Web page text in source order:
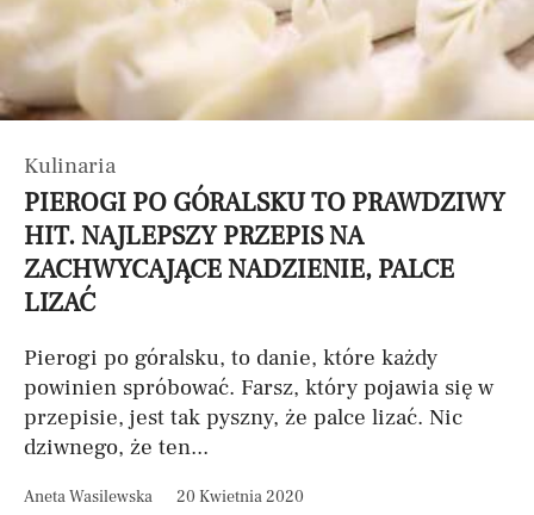
Kulinaria
PIEROGI PO GÓRALSKU TO PRAWDZIWY
HIT. NAJLEPSZY PRZEPIS NA
ZACHWYCAJĄCE NADZIENIE, PALCE
LIZAĆ
Pierogi po góralsku, to danie, które każdy
powinien spróbować. Farsz, który pojawia się w
przepisie, jest tak pyszny, że palce lizać. Nic
dziwnego, że ten...
Aneta Wasilewska 20 Kwietnia 2020